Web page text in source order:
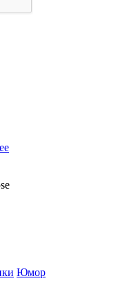
Юмор